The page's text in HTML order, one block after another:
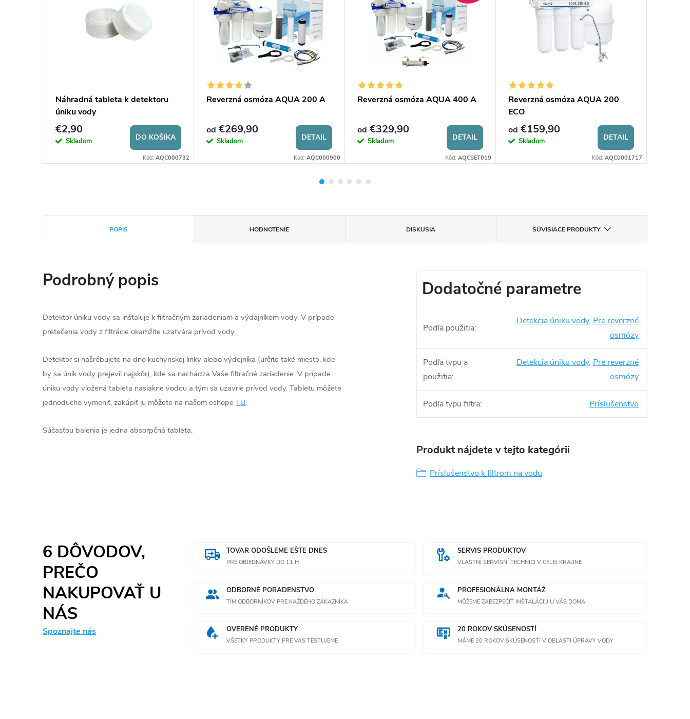
POPIS HODNOTENIE DISKUSIA SÚVISIACE PRODUKTY
Podrobný popis
Detektor úniku vody sa inštaluje k filtračným zariadeniam a výdajníkom vody. V prípade
pretečenia vody z filtrácie okamžite uzatvára prívod vody.
Detektor si našróbujete na dno kuchynskej linky alebo výdejníka (určite také miesto, kde
by sa únik vody prejevil najskôr), kde sa nachádza Vaše filtračné zariadenie. V prípade
úniku vody vložená tableta nasiakne vodou a tým sa uzavrie prívod vody. Tabletu môžete
jednoducho vymeniť, zakúpiť ju môžete na našom eshope TU.
Súčasťou balenia je jedna absorpčná tableta.
Dodatočné parametre
Podľa použitia:
Detekcia úniku vody, Pre reverzné
osmózy
Podľa typu a
použitia:
Detekcia úniku vody, Pre reverzné
osmózy
Podľa typu filtra: Príslušenstvo
Produkt nájdete v tejto kategórii
Príslušenstvo k filtrom na vodu
Náhradná tableta k detektoru
úniku vody
€2,90
Skladom DO KOŠÍKA
Kód: AQC000732
Reverzná osmóza AQUA 200 A
od €269,90
Skladom DETAIL
Kód: AQC000900
Reverzná osmóza AQUA 400 A
od €329,90
Skladom DETAIL
Kód: AQCSET019
Reverzná osmóza AQUA 200
ECO
od €159,90
Skladom DETAIL
Kód: AQC0001717
6 DÔVODOV,
PREČO
NAKUPOVAŤ U
NÁS
Spoznajte nás
TOVAR ODOŠLEME EŠTE DNES
PRE OBJEDNÁVKY DO 11 H
SERVIS PRODUKTOV
VLASTNÍ SERVISNÍ TECHNICI V CELEJ KRAJINE
ODBORNÉ PORADENSTVO
TÍM ODBORNÍKOV PRE KAŽDÉHO ZÁKAZNÍKA
PROFESIONÁLNA MONTÁŽ
MÔŽEME ZABEZPEČIŤ INŠTALÁCIU U VÁS DOMA
OVERENÉ PRODUKTY
VŠETKY PRODUKTY PRE VÁS TESTUJEME
20 ROKOV SKÚSENOSTÍ
MÁME 20 ROKOV SKÚSENOSTÍ V OBLASTI ÚPRAVY VODY